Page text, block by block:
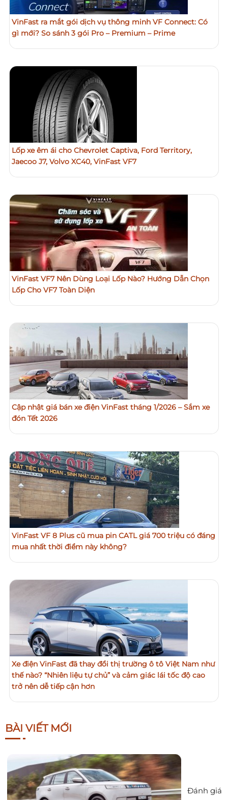
VinFast ra mắt gói dịch vụ thông minh VF Connect: Có
gì mới? So sánh 3 gói Pro – Premium – Prime
Lốp xe êm ái cho Chevrolet Captiva, Ford Territory,
Jaecoo J7, Volvo XC40, VinFast VF7
VinFast VF7 Nên Dùng Loại Lốp Nào? Hướng Dẫn Chọn
Lốp Cho VF7 Toàn Diện
Cập nhật giá bán xe điện VinFast tháng 1/2026 – Sắm xe
đón Tết 2026
VinFast VF 8 Plus cũ mua pin CATL giá 700 triệu có đáng
mua nhất thời điểm này không?
Xe điện VinFast đã thay đổi thị trường ô tô Việt Nam như
thế nào? “Nhiên liệu tự chủ” và cảm giác lái tốc độ cao
trở nên dễ tiếp cận hơn
BÀI VIẾT MỚI
Đánh giá